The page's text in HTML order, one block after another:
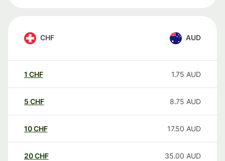
CHF AUD
1 CHF 1.75 AUD
5 CHF 8.75 AUD
10CHF 17.50 AUD
20CHF 35.00 AUD